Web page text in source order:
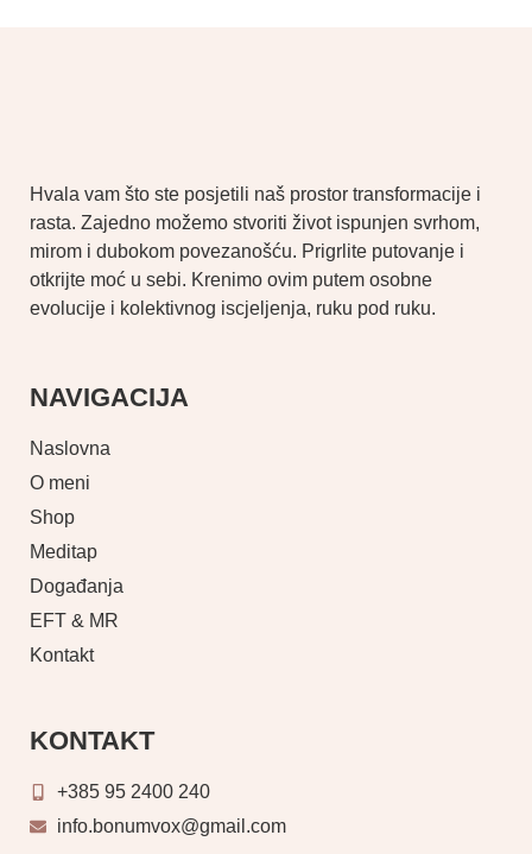
Hvala vam što ste posjetili naš prostor transformacije i
rasta. Zajedno možemo stvoriti život ispunjen svrhom,
mirom i dubokom povezanošću. Prigrlite putovanje i
otkrijte moć u sebi. Krenimo ovim putem osobne
evolucije i kolektivnog iscjeljenja, ruku pod ruku.
NAVIGACIJA
Naslovna
O meni
Shop
Meditap
Događanja
EFT & MR
Kontakt
KONTAKT
+385 95 2400 240
info.bonumvox@gmail.com